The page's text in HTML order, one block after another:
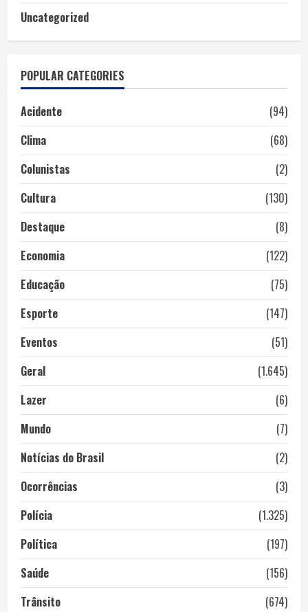
Uncategorized
POPULAR CATEGORIES
Acidente
(94)
Clima
(68)
Colunistas
(2)
Cultura
(130)
Destaque
(8)
Economia
(122)
Educação
(75)
Esporte
(147)
Eventos
(51)
Geral
(1.645)
Lazer
(6)
Mundo
(7)
Notícias do Brasil
(2)
Ocorrências
(3)
Polícia
(1.325)
Política
(197)
Saúde
(156)
Trânsito
(674)